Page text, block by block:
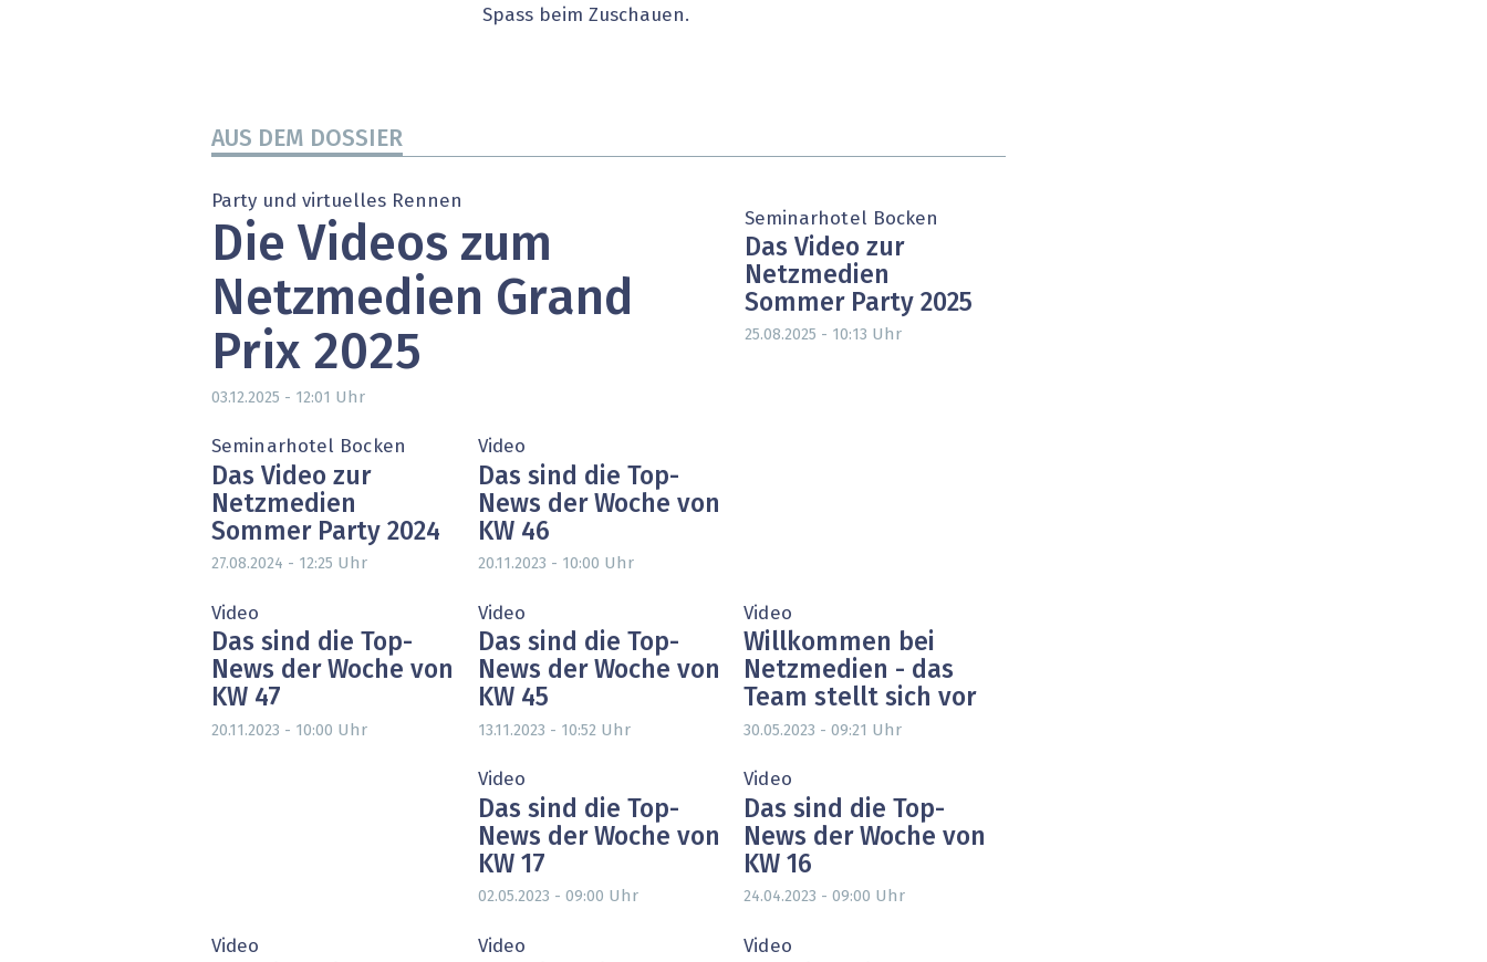
Gesundheit wird digital
Digital Banking
» alle Dossiers
IT for Health
Professional AV & Digital Signage
» alle Specials
Spass beim Zuschauen.
AUS DEM DOSSIER
Party und virtuelles Rennen
Die Videos zum
Netzmedien Grand
Prix 2025
03.12.2025 - 12:01 Uhr
Seminarhotel Bocken
Das Video zur
Netzmedien
Sommer Party 2025
25.08.2025 - 10:13 Uhr
Seminarhotel Bocken
Das Video zur
Netzmedien
Sommer Party 2024
27.08.2024 - 12:25 Uhr
Video
Das sind die Top-
News der Woche von
KW 46
20.11.2023 - 10:00 Uhr
Video
Das sind die Top-
News der Woche von
KW 47
20.11.2023 - 10:00 Uhr
Video
Das sind die Top-
News der Woche von
KW 45
13.11.2023 - 10:52 Uhr
Video
Willkommen bei
Netzmedien - das
Team stellt sich vor
30.05.2023 - 09:21 Uhr
Video
Das sind die Top-
News der Woche von
KW 17
02.05.2023 - 09:00 Uhr
Video
Das sind die Top-
News der Woche von
KW 16
24.04.2023 - 09:00 Uhr
Video Video Video